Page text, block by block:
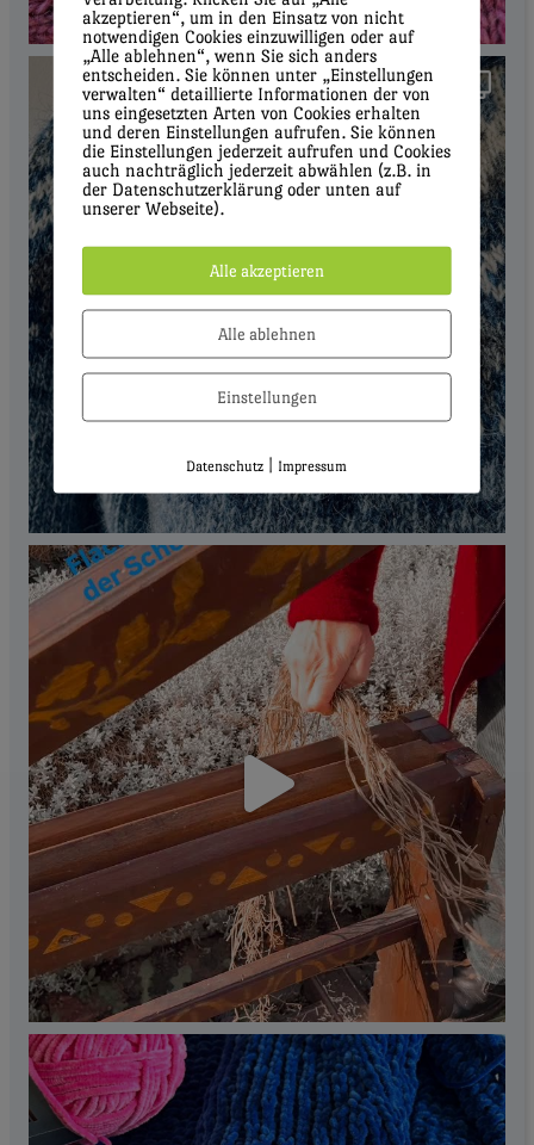
akzeptieren“, um in den Einsatz von nicht
notwendigen Cookies einzuwilligen oder auf
„Alle ablehnen“, wenn Sie sich anders
entscheiden. Sie können unter „Einstellungen
verwalten“ detaillierte Informationen der von
uns eingesetzten Arten von Cookies erhalten
und deren Einstellungen aufrufen. Sie können
die Einstellungen jederzeit aufrufen und Cookies
auch nachträglich jederzeit abwählen (z.B. in
der Datenschutzerklärung oder unten auf
unserer Webseite).
Alle akzeptieren
Alle ablehnen
Einstellungen
Datenschutz | Impressum